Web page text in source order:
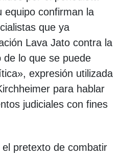
equipo confirman la
que ya
Lava Jato contra la
de lo que se puede
expresión utilizada
para hablar
judiciales con fines
pretexto de combatir